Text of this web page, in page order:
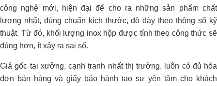
công nghệ mới, hiện đại để cho ra những sản phẩm chất
lượng nhất, đúng chuẩn kích thước, độ dày theo thông số kỹ
thuật. Từ đó, khối lượng inox hộp được tính theo công thức sẽ
đúng hơn, ít xảy ra sai số.
Giá gốc tại xưởng, cạnh tranh nhất thị trường, luôn có đủ hóa
đơn bán hàng và giấy bảo hành tạo sự yên tâm cho khách